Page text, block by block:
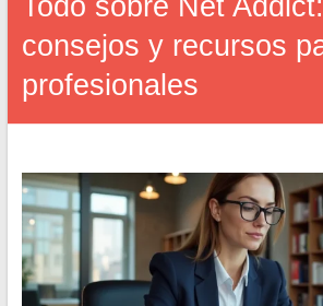
Todo sobre Net
consejos y recursos
profesionales